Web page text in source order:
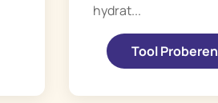
hydrat...
Tool Proberen